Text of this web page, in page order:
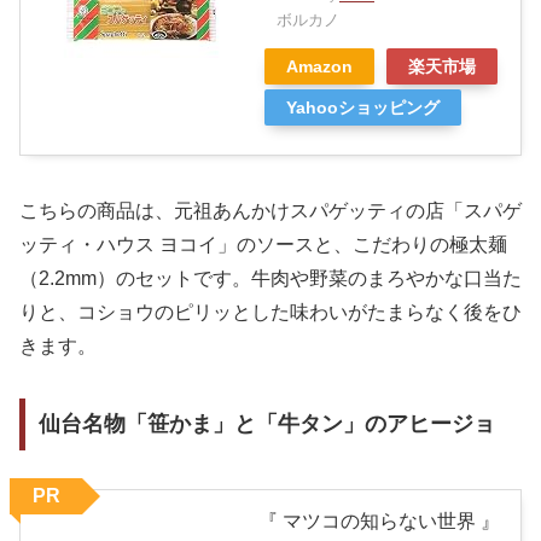
ボルカノ
Amazon 楽天市場
Yahooショッピング
こちらの商品は、元祖あんかけスパゲッティの店「スパゲ
ッティ・ハウス ヨコイ」のソースと、こだわりの極太麺
（2.2mm）のセットです。牛肉や野菜のまろやかな口当た
りと、コショウのピリッとした味わいがたまらなく後をひ
きます。
仙台名物「笹かま」と「牛タン」のアヒージョ
『 マツコの知らない世界 』
PR